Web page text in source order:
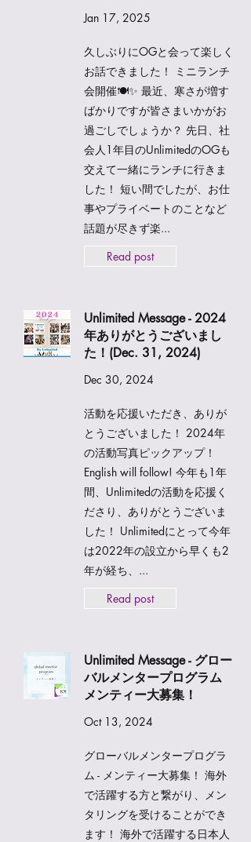
Jan 17, 2025
久しぶりにOGと会って楽しく
お話できました！ ミニランチ
会開催🍽️✨ 最近、寒さが増す
ばかりですが皆さまいかがお
過ごしでしょうか？ 先日、社
会人1年目のUnlimitedのOGも
交えて一緒にランチに行きま
した！ 短い間でしたが、お仕
事やプライベートのことなど
話題が尽きず楽...
Read post
Unlimited Message - 2024
年ありがとうございまし
た！(Dec. 31, 2024)
Dec 30, 2024
活動を応援いただき、ありが
とうございました！ 2024年
の活動写真ピックアップ！
English will follow! 今年も1年
間、Unlimitedの活動を応援く
ださり、ありがとうございま
した！ Unlimitedにとって今年
は2022年の設立から早くも2
年が経ち、...
Read post
Unlimited Message - グロー
バルメンタープログラム
メンティー大募集！
Oct 13, 2024
グローバルメンタープログラ
ム - メンティー大募集！ 海外
で活躍する方と繋がり、メン
タリングを受けることができ
ます！ 海外で活躍する日本人